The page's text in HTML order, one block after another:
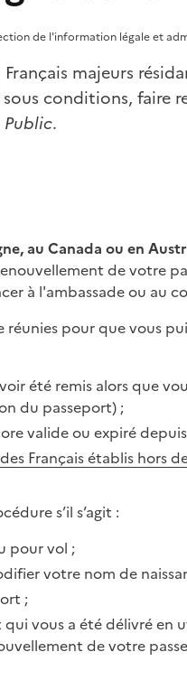
de l'information légale et
majeurs
conditions, faire
Public.
au Canada ou en
de votre
à l'ambassade ou au
pour que vous
été remis alors que
du passeport) ;
valide ou expiré
Français établis hors
s’il s’agit :
pour vol ;
votre nom de
;
vous a été délivré
de votre